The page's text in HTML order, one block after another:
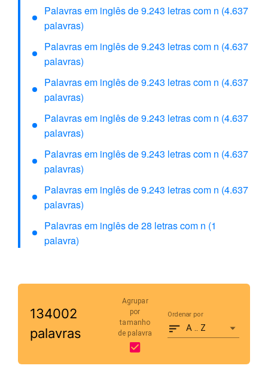
Palavras em inglês de 9.243 letras com n (4.637
palavras)
Palavras em inglês de 9.243 letras com n (4.637
palavras)
Palavras em inglês de 9.243 letras com n (4.637
palavras)
Palavras em inglês de 9.243 letras com n (4.637
palavras)
Palavras em inglês de 9.243 letras com n (4.637
palavras)
Palavras em inglês de 9.243 letras com n (4.637
palavras)
Palavras em inglês de 28 letras com n (1
palavra)
134002
palavras
Agrupar
por
tamanho
de palavra
Ordenar por
A .. Z